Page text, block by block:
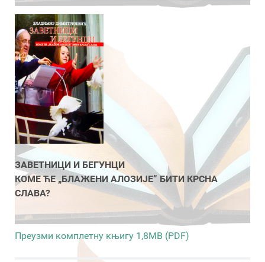
ЗАВЕТНИЦИ И БЕГУНЦИ
КОМЕ ЋЕ „БЛАЖЕНИ АЛОЗИЈЕ” БИТИ КРСНА
СЛАВА?
Преузми комплетну књигу 1,8MB (PDF)